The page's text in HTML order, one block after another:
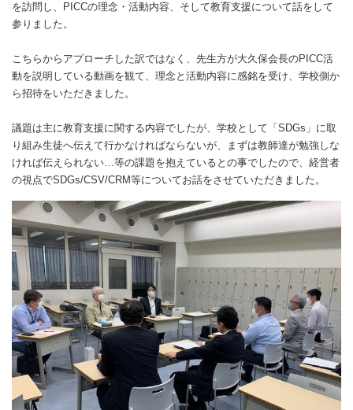
を訪問し、PICCの理念・活動内容、そして教育支援について話をして
参りました。
こちらからアプローチした訳ではなく、先生方が大久保会長のPICC活
動を説明している動画を観て、理念と活動内容に感銘を受け、学校側か
ら招待をいただきました。
議題は主に教育支援に関する内容でしたが、学校として「SDGs」に取
り組み生徒へ伝えて行かなければならないが、まずは教師達が勉強しな
ければ伝えられない…等の課題を抱えているとの事でしたので、経営者
の視点でSDGs/CSV/CRM等についてお話をさせていただきました。